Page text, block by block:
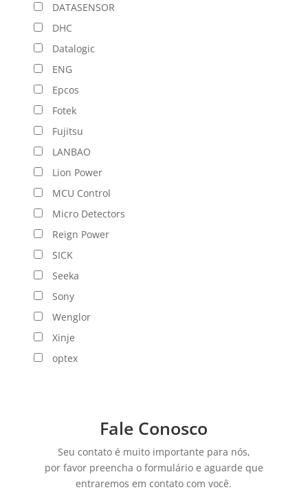
DATASENSOR
DHC
Datalogic
ENG
Epcos
Fotek
Fujitsu
LANBAO
Lion Power
MCU Control
Micro Detectors
Reign Power
SICK
Seeka
Sony
Wenglor
Xinje
optex
Fale Conosco
Seu contato é muito importante para nós,
por favor preencha o formulário e aguarde que
entraremos em contato com você.